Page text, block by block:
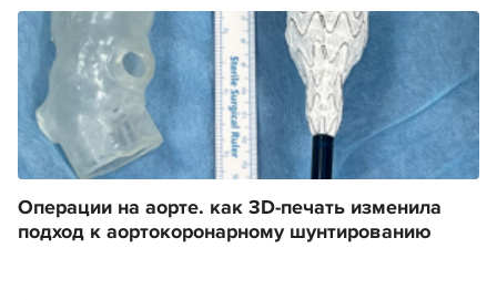
Операции на аорте. как 3D-печать изменила
подход к аортокоронарному шунтированию